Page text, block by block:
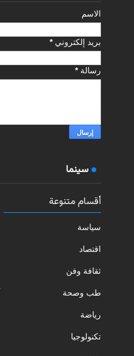
الاسم
بريد إلكتروني*
رسالة*
سينما
أقسام متنوعة
سياسة
اقتصاد
ثقافة وفن
طب وصحة
رياضة
تكنولوجيا